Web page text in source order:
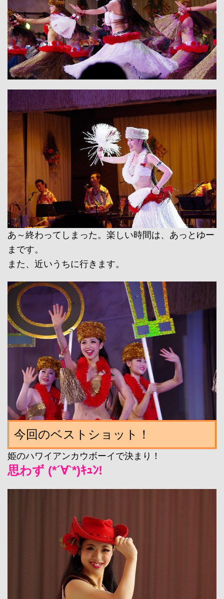
あ～終わってしまった。楽しい時間は、あっとゆー
まです。
また、近いうちに行きます。
今回のベストショット！
姫のハワイアンカウボーイで決まり！
思わず (*´∀`*)ｷｭﾝ!